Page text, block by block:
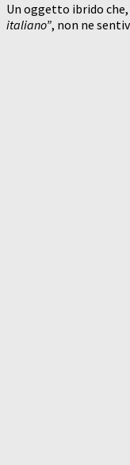
Un oggetto ibrido
italiano”, non ne